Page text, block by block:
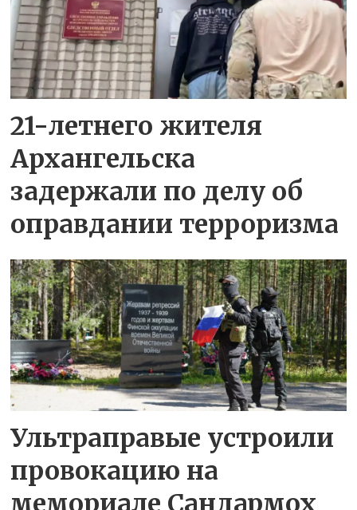
21-летнего жителя
Архангельска
задержали по делу об
оправдании терроризма
Ультраправые устроили
провокацию на
мемориале Сандармох